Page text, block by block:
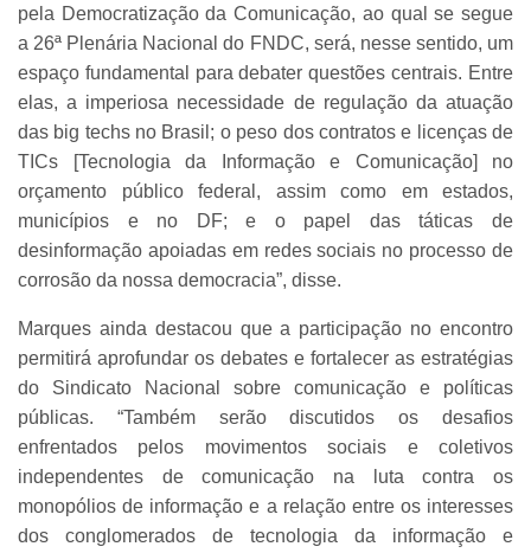
pela Democratização da Comunicação, ao qual se segue
a 26ª Plenária Nacional do FNDC, será, nesse sentido, um
espaço fundamental para debater questões centrais. Entre
elas, a imperiosa necessidade de regulação da atuação
das big techs no Brasil; o peso dos contratos e licenças de
TICs [Tecnologia da Informação e Comunicação] no
orçamento público federal, assim como em estados,
municípios e no DF; e o papel das táticas de
desinformação apoiadas em redes sociais no processo de
corrosão da nossa democracia”, disse.
Marques ainda destacou que a participação no encontro
permitirá aprofundar os debates e fortalecer as estratégias
do Sindicato Nacional sobre comunicação e políticas
públicas. “Também serão discutidos os desafios
enfrentados pelos movimentos sociais e coletivos
independentes de comunicação na luta contra os
monopólios de informação e a relação entre os interesses
dos conglomerados de tecnologia da informação e